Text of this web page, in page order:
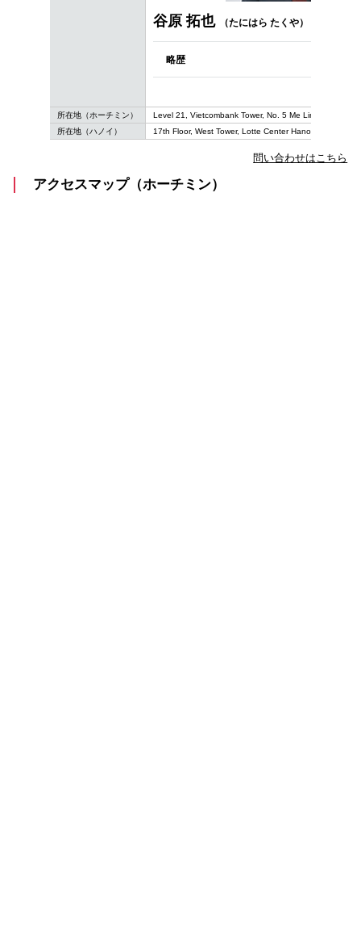
谷原 拓也 （たにはら たくや）
略歴
所在地（ホーチミン）
Level 21, Vietcombank Tower, No. 5 Me Linh Square,
所在地（ハノイ）
17th Floor, West Tower, Lotte Center Hanoi, 54 Lieu
問い合わせはこちら
アクセスマップ（ホーチミン）